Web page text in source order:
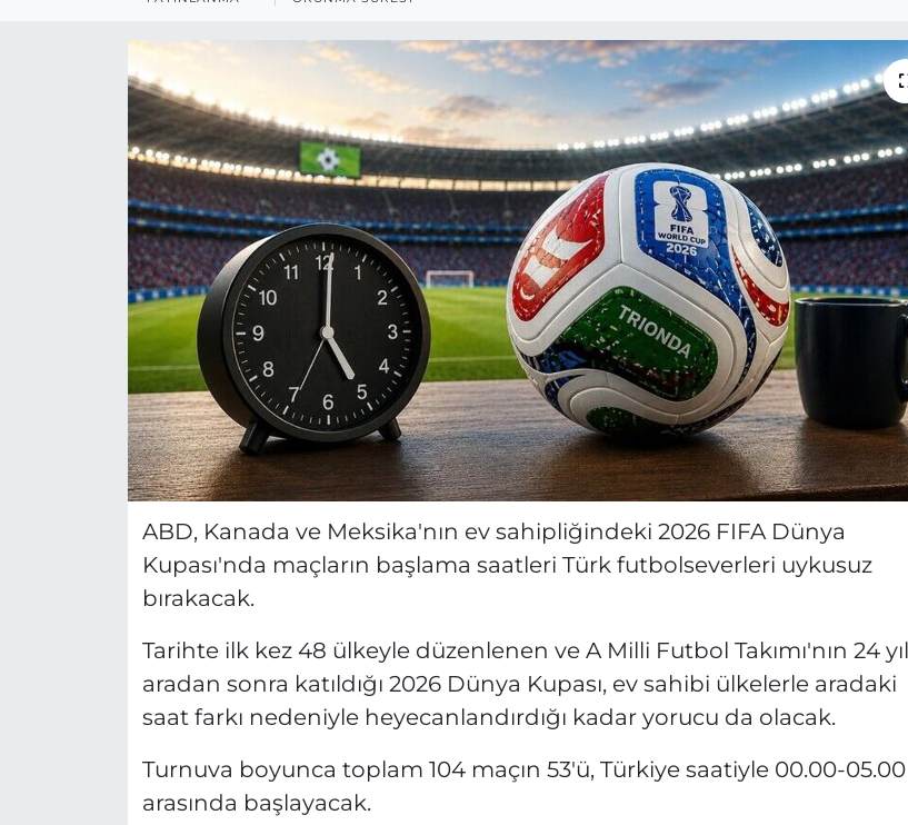
ABD, Kanada ve Meksika'nın ev sahipliğindeki 2026 FIFA Dünya
Kupası'nda maçların başlama saatleri Türk futbolseverleri uykusuz
bırakacak.
Tarihte ilk kez 48 ülkeyle düzenlenen ve A Milli Futbol Takımı'nın 24 yıl
aradan sonra katıldığı 2026 Dünya Kupası, ev sahibi ülkelerle aradaki
saat farkı nedeniyle heyecanlandırdığı kadar yorucu da olacak.
Turnuva boyunca toplam 104 maçın 53'ü, Türkiye saatiyle 00.00-05.00
arasında başlayacak.